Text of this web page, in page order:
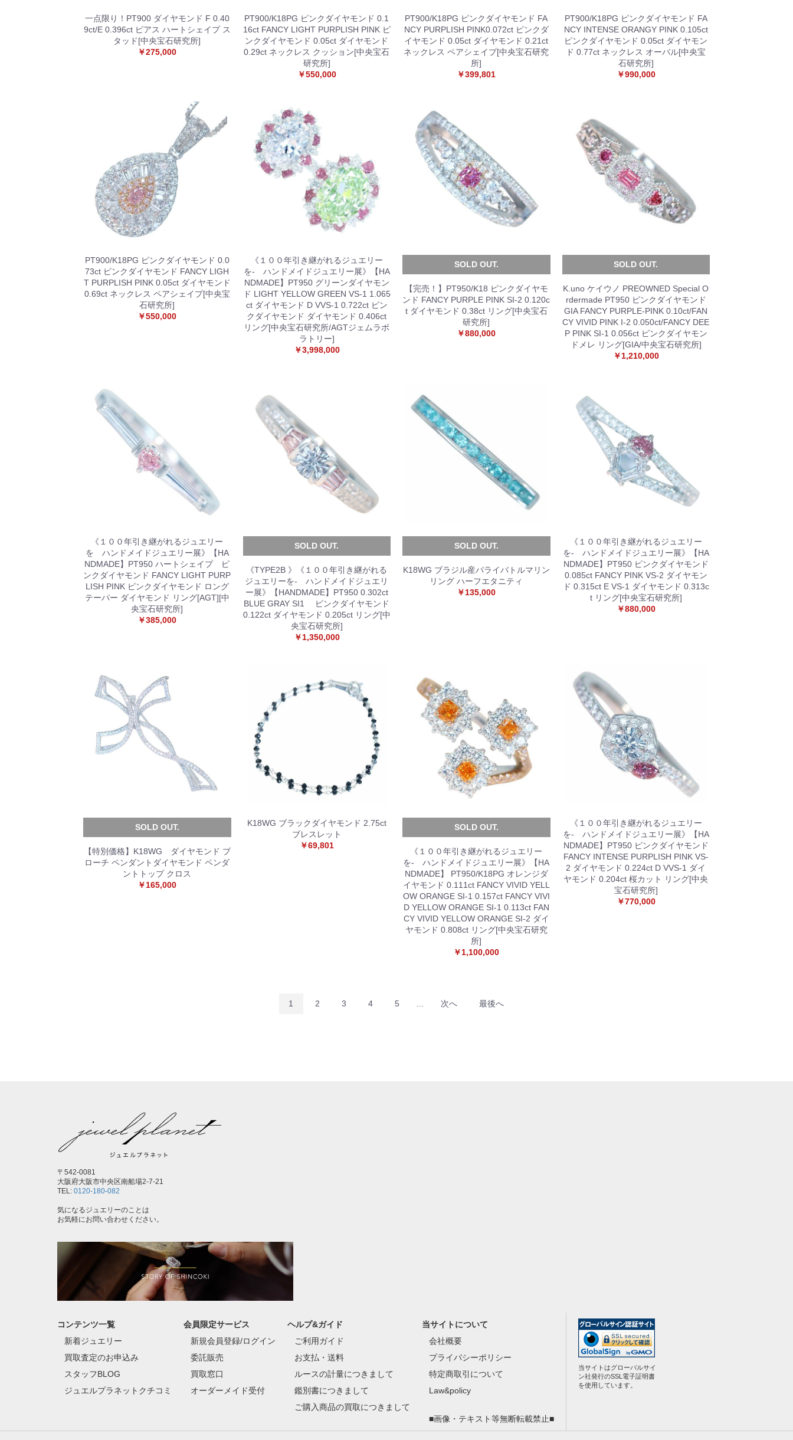
一点限り！PT900 ダイヤモンド F 0.40
9ct/E 0.396ct ピアス ハートシェイプ ス
タッド[中央宝石研究所]
￥275,000
PT900/K18PG ピンクダイヤモンド 0.1
16ct FANCY LIGHT PURPLISH PINK ピ
ンクダイヤモンド 0.05ct ダイヤモンド
0.29ct ネックレス クッション[中央宝石
研究所]
￥550,000
PT900/K18PG ピンクダイヤモンド FA
NCY PURPLISH PINK0.072ct ピンクダ
イヤモンド 0.05ct ダイヤモンド 0.21ct
ネックレス ペアシェイプ[中央宝石研究
所]
￥399,801
PT900/K18PG ピンクダイヤモンド FA
NCY INTENSE ORANGY PINK 0.105ct
ピンクダイヤモンド 0.05ct ダイヤモン
ド 0.77ct ネックレス オーバル[中央宝
石研究所]
￥990,000
PT900/K18PG ピンクダイヤモンド 0.0
73ct ピンクダイヤモンド FANCY LIGH
T PURPLISH PINK 0.05ct ダイヤモンド
0.69ct ネックレス ペアシェイプ[中央宝
石研究所]
￥550,000
《１００年引き継がれるジュエリー
を- ハンドメイドジュエリー展》【HA
NDMADE】PT950 グリーンダイヤモン
ド LIGHT YELLOW GREEN VS-1 1.065
ct ダイヤモンド D VVS-1 0.722ct ピン
クダイヤモンド ダイヤモンド 0.406ct
リング[中央宝石研究所/AGTジェムラボ
ラトリー]
￥3,998,000
SOLD OUT.
【完売！】PT950/K18 ピンクダイヤモ
ンド FANCY PURPLE PINK SI-2 0.120c
t ダイヤモンド 0.38ct リング[中央宝石
研究所]
￥880,000
SOLD OUT.
K.uno ケイウノ PREOWNED Special O
rdermade PT950 ピンクダイヤモンド
GIA FANCY PURPLE-PINK 0.10ct/FAN
CY VIVID PINK I-2 0.050ct/FANCY DEE
P PINK SI-1 0.056ct ピンクダイヤモン
ドメレ リング[GIA/中央宝石研究所]
￥1,210,000
《１００年引き継がれるジュエリー
を ハンドメイドジュエリー展》【HA
NDMADE】PT950 ハートシェイプ ピ
ンクダイヤモンド FANCY LIGHT PURP
LISH PINK ピンクダイヤモンド ロング
テーパー ダイヤモンド リング[AGT][中
央宝石研究所]
￥385,000
SOLD OUT.
《TYPE2B 》《１００年引き継がれる
ジュエリーを- ハンドメイドジュエリ
ー展》【HANDMADE】PT950 0.302ct
BLUE GRAY SI1 ピンクダイヤモンド
0.122ct ダイヤモンド 0.205ct リング[中
央宝石研究所]
￥1,350,000
SOLD OUT.
K18WG ブラジル産パライバトルマリン
リング ハーフエタニティ
￥135,000
《１００年引き継がれるジュエリー
を- ハンドメイドジュエリー展》【HA
NDMADE】PT950 ピンクダイヤモンド
0.085ct FANCY PINK VS-2 ダイヤモン
ド 0.315ct E VS-1 ダイヤモンド 0.313c
t リング[中央宝石研究所]
￥880,000
SOLD OUT.
【特別価格】K18WG ダイヤモンド ブ
ローチ ペンダントダイヤモンド ペンダ
ントトップ クロス
￥165,000
K18WG ブラックダイヤモンド 2.75ct
ブレスレット
￥69,801
SOLD OUT.
《１００年引き継がれるジュエリー
を- ハンドメイドジュエリー展》【HA
NDMADE】 PT950/K18PG オレンジダ
イヤモンド 0.111ct FANCY VIVID YELL
OW ORANGE SI-1 0.157ct FANCY VIVI
D YELLOW ORANGE SI-1 0.113ct FAN
CY VIVID YELLOW ORANGE SI-2 ダイ
ヤモンド 0.808ct リング[中央宝石研究
所]
￥1,100,000
《１００年引き継がれるジュエリー
を- ハンドメイドジュエリー展》【HA
NDMADE】PT950 ピンクダイヤモンド
FANCY INTENSE PURPLISH PINK VS-
2 ダイヤモンド 0.224ct D VVS-1 ダイ
ヤモンド 0.204ct 桜カット リング[中央
宝石研究所]
￥770,000
カートへ進む
1 2 3 4 5 次へ 最後へ
〒542-0081
大阪府大阪市中央区南船場2-7-21
TEL: 0120-180-082
気になるジュエリーのことは
お気軽にお問い合わせください。
コンテンツ一覧
新着ジュエリー
買取査定のお申込み
スタッフBLOG
ジュエルプラネットクチコミ
会員限定サービス
新規会員登録/ログイン
委託販売
買取窓口
オーダーメイド受付
ヘルプ&ガイド
ご利用ガイド
お支払・送料
ルースの計量につきまして
鑑別書につきまして
ご購入商品の買取につきまして
当サイトについて
会社概要
プライバシーポリシー
特定商取引について
Law&policy
■画像・テキスト等無断転載禁止■
当サイトはグローバルサイ
ン社発行のSSL電子証明書
を使用しています。